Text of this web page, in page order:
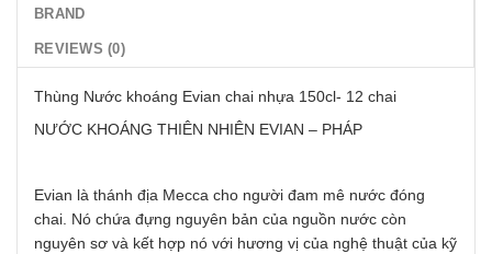
BRAND
REVIEWS (0)
Thùng Nước khoáng Evian chai nhựa 150cl- 12 chai
NƯỚC KHOÁNG THIÊN NHIÊN EVIAN – PHÁP
Evian là thánh địa Mecca cho người đam mê nước đóng
chai. Nó chứa đựng nguyên bản của nguồn nước còn
nguyên sơ và kết hợp nó với hương vị của nghệ thuật của kỹ